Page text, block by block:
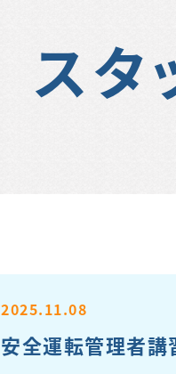
スタ
2025.11.08
安全運転管理者講